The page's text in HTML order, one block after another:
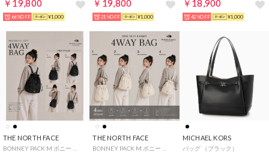
￥19,800
66%OFF ¥1,000
￥19,800
21%OFF ¥1,000
￥18,900
42%OFF ¥1,000
THE NORTH FACE THE NORTH FACE MICHAEL KORS
バッグ （ブラック）